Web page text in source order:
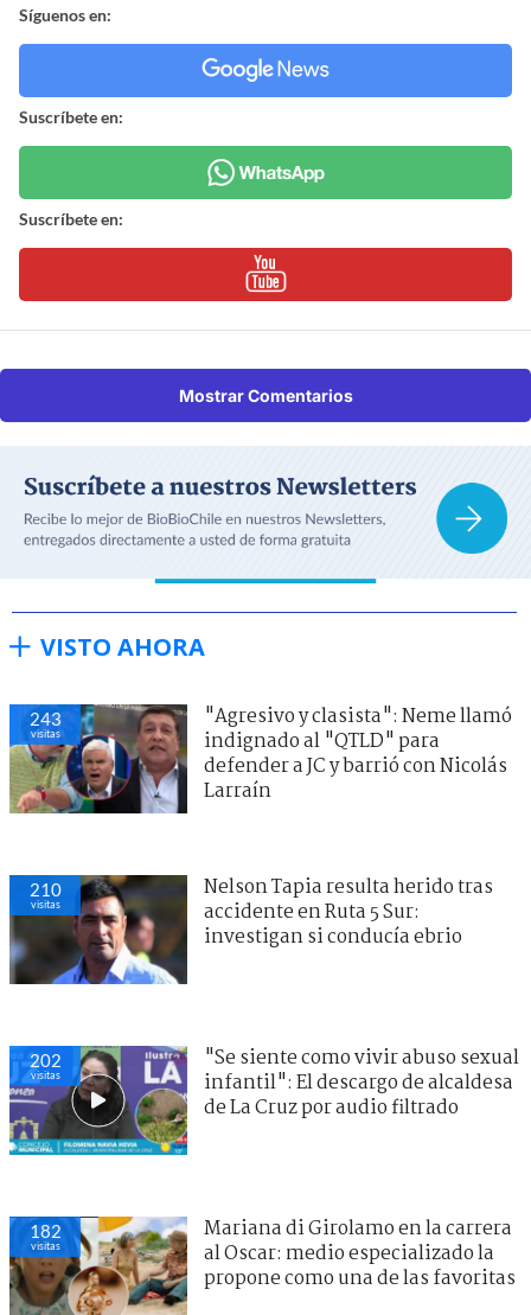
Síguenos en:
Suscríbete en:
Suscríbete en:
Mostrar Comentarios
VISTO AHORA
243
visitas
"Agresivo y clasista": Neme llamó
indignado al "QTLD" para
defender a JC y barrió con Nicolás
Larraín
210
visitas
Nelson Tapia resulta herido tras
accidente en Ruta 5 Sur:
investigan si conducía ebrio
202
visitas
"Se siente como vivir abuso sexual
infantil": El descargo de alcaldesa
de La Cruz por audio filtrado
182
visitas
Mariana di Girolamo en la carrera
al Oscar: medio especializado la
propone como una de las favoritas